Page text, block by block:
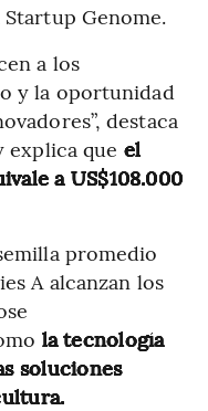
Genome.
a los
y la oportunidad
destaca
explica que el
a US$108.000
promedio
A alcanzan los
la tecnología
soluciones